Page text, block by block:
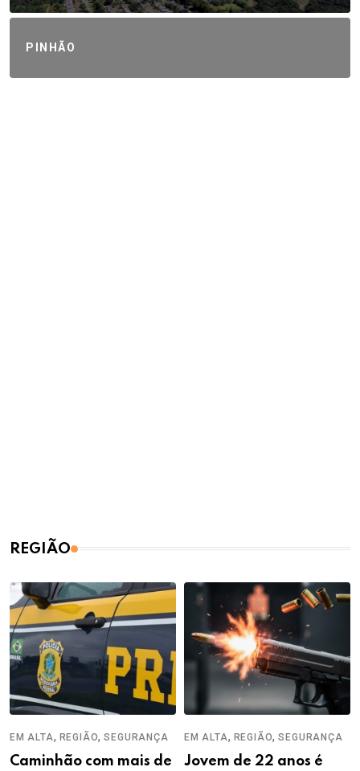
PINHÃO
REGIÃO
EM ALTA, REGIÃO,SEGURANÇA
Caminhão com mais de
EM ALTA, REGIÃO,SEGURANÇA
Jovem de 22 anos é